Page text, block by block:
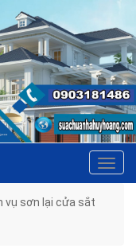
vụ sơn lại cửa sắt